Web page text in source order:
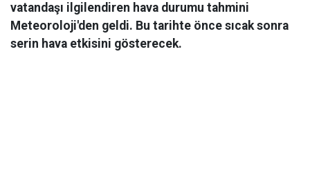
vatandaşı ilgilendiren hava durumu tahmini
Meteoroloji'den geldi. Bu tarihte önce sıcak sonra
serin hava etkisini gösterecek.